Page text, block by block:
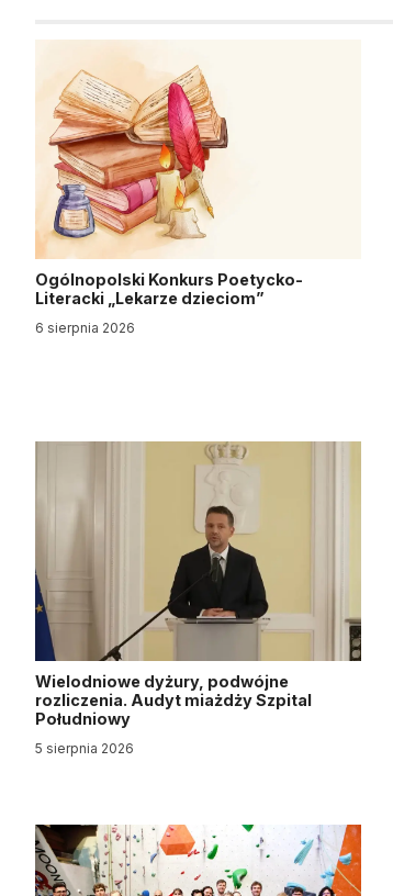
Ogólnopolski Konkurs Poetycko-
Literacki „Lekarze dzieciom”
6 sierpnia 2026
Wielodniowe dyżury, podwójne
rozliczenia. Audyt miażdży Szpital
Południowy
5 sierpnia 2026